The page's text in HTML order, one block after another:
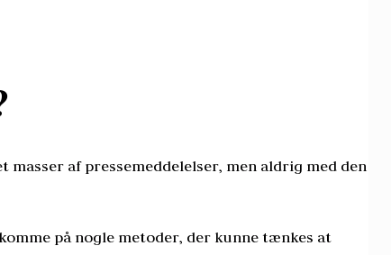
af pressemeddelelser, men aldrig med den
på nogle metoder, der kunne tænkes at